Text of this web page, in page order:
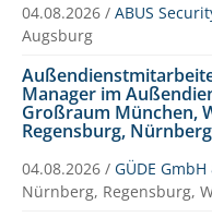
04.08.2026 / ABUS
Augsburg
Manager im
Großraum München,
Regensburg,
04.08.2026 / GÜDE GmbH
Nürnberg, Regensburg,